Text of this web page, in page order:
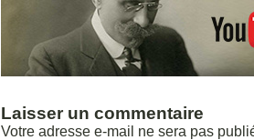
Laisser un commentaire
Votre adresse e-mail ne sera pas